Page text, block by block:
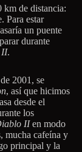
km de distancia:
Para estar
un puente
durante
II.
2001, se
, así que hicimos
desde el
los
IIen modo
mucha cafeína y
principal y la